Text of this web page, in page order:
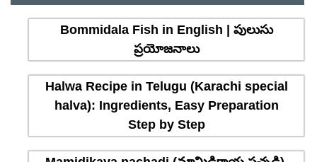
Bommidala Fish in English | పులుసు
ప్రయోజనాలు
Halwa Recipe in Telugu (Karachi special
halva): Ingredients, Easy Preparation
Step by Step